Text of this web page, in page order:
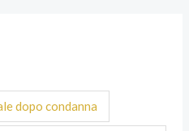
dopo condanna